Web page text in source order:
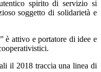
spirito di servizio si
soggetto di solidarietà e
è attivo e portatore di idee e
il 2018 traccia una linea di